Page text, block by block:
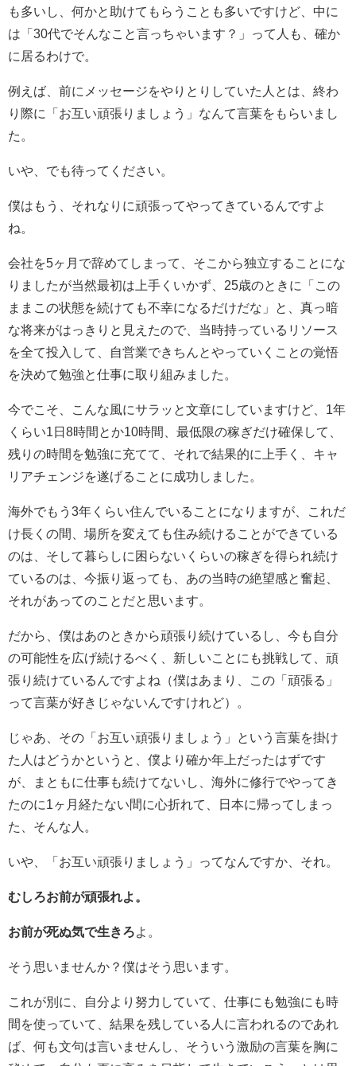
も多いし、何かと助けてもらうことも多いですけど、中に
は「30代でそんなこと言っちゃいます？」って人も、確か
に居るわけで。
例えば、前にメッセージをやりとりしていた人とは、終わ
り際に「お互い頑張りましょう」なんて言葉をもらいまし
た。
いや、でも待ってください。
僕はもう、それなりに頑張ってやってきているんですよ
ね。
会社を5ヶ月で辞めてしまって、そこから独立することにな
りましたが当然最初は上手くいかず、25歳のときに「この
ままこの状態を続けても不幸になるだけだな」と、真っ暗
な将来がはっきりと見えたので、当時持っているリソース
を全て投入して、自営業できちんとやっていくことの覚悟
を決めて勉強と仕事に取り組みました。
今でこそ、こんな風にサラッと文章にしていますけど、1年
くらい1日8時間とか10時間、最低限の稼ぎだけ確保して、
残りの時間を勉強に充てて、それで結果的に上手く、キャ
リアチェンジを遂げることに成功しました。
海外でもう3年くらい住んでいることになりますが、これだ
け長くの間、場所を変えても住み続けることができている
のは、そして暮らしに困らないくらいの稼ぎを得られ続け
ているのは、今振り返っても、あの当時の絶望感と奮起、
それがあってのことだと思います。
だから、僕はあのときから頑張り続けているし、今も自分
の可能性を広げ続けるべく、新しいことにも挑戦して、頑
張り続けているんですよね（僕はあまり、この「頑張る」
って言葉が好きじゃないんですけれど）。
じゃあ、その「お互い頑張りましょう」という言葉を掛け
た人はどうかというと、僕より確か年上だったはずです
が、まともに仕事も続けてないし、海外に修行でやってき
たのに1ヶ月経たない間に心折れて、日本に帰ってしまっ
た、そんな人。
いや、「お互い頑張りましょう」ってなんですか、それ。
むしろお前が頑張れよ。
お前が死ぬ気で生きろ よ。
そう思いませんか？僕はそう思います。
これが別に、自分より努力していて、仕事にも勉強にも時
間を使っていて、結果を残している人に言われるのであれ
ば、何も文句は言いませんし、そういう激励の言葉を胸に